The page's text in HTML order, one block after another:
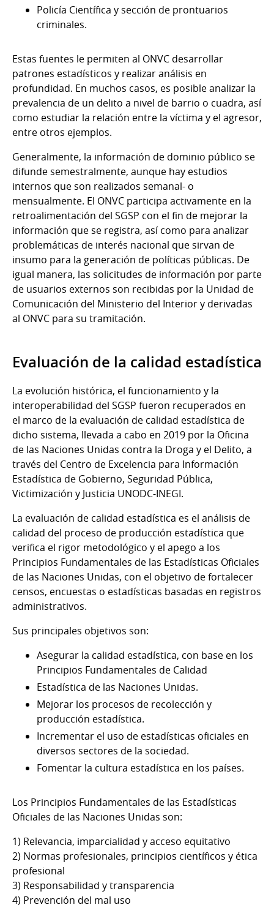
Policía Científica y sección de prontuarios
criminales.
Estas fuentes le permiten al ONVC desarrollar
patrones estadísticos y realizar análisis en
profundidad. En muchos casos, es posible analizar la
prevalencia de un delito a nivel de barrio o cuadra, así
como estudiar la relación entre la víctima y el agresor,
entre otros ejemplos.
Generalmente, la información de dominio público se
difunde semestralmente, aunque hay estudios
internos que son realizados semanal- o
mensualmente. El ONVC participa activamente en la
retroalimentación del SGSP con el fin de mejorar la
información que se registra, así como para analizar
problemáticas de interés nacional que sirvan de
insumo para la generación de políticas públicas. De
igual manera, las solicitudes de información por parte
de usuarios externos son recibidas por la Unidad de
Comunicación del Ministerio del Interior y derivadas
al ONVC para su tramitación.
Evaluación de la calidad estadística
La evolución histórica, el funcionamiento y la
interoperabilidad del SGSP fueron recuperados en
el marco de la evaluación de calidad estadística de
dicho sistema, llevada a cabo en 2019 por la Oficina
de las Naciones Unidas contra la Droga y el Delito, a
través del Centro de Excelencia para Información
Estadística de Gobierno, Seguridad Pública,
Victimización y Justicia UNODC-INEGI.
La evaluación de calidad estadística es el análisis de
calidad del proceso de producción estadística que
verifica el rigor metodológico y el apego a los
Principios Fundamentales de las Estadísticas Oficiales
de las Naciones Unidas, con el objetivo de fortalecer
censos, encuestas o estadísticas basadas en registros
administrativos.
Sus principales objetivos son:
Asegurar la calidad estadística, con base en los
Principios Fundamentales de Calidad
Estadística de las Naciones Unidas.
Mejorar los procesos de recolección y
producción estadística.
Incrementar el uso de estadísticas oficiales en
diversos sectores de la sociedad.
Fomentar la cultura estadística en los países.
Los Principios Fundamentales de las Estadísticas
Oficiales de las Naciones Unidas son:
1) Relevancia, imparcialidad y acceso equitativo
2) Normas profesionales, principios científicos y ética
profesional
3) Responsabilidad y transparencia
4) Prevención del mal uso